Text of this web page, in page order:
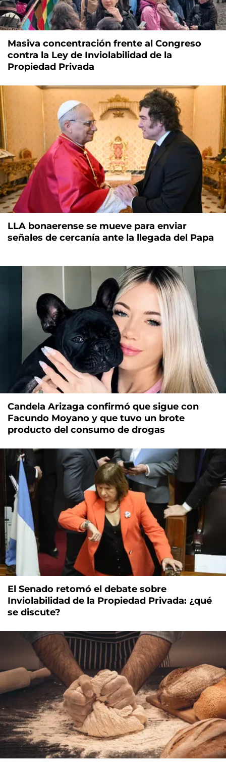
Masiva concentración frente al Congreso
contra la Ley de Inviolabilidad de la
Propiedad Privada
LLA bonaerense se mueve para enviar
señales de cercanía ante la llegada del Papa
Candela Arizaga confirmó que sigue con
Facundo Moyano y que tuvo un brote
producto del consumo de drogas
El Senado retomó el debate sobre
Inviolabilidad de la Propiedad Privada: ¿qué
se discute?